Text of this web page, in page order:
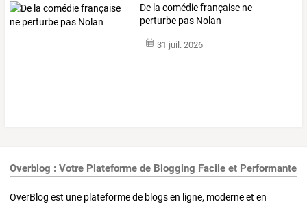
De la comédie française ne
perturbe pas Nolan
31 juil. 2026
Overblog : Votre Plateforme de Blogging Facile et Performante
OverBlog est une plateforme de blogs en ligne, moderne et en